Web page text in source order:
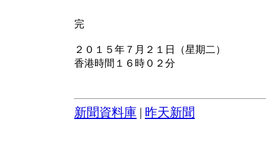
完
２０１５年７月２１日（星期二）
香港時間１６時０２分
新聞資料庫 昨天新聞